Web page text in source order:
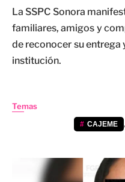
La SSPC Sonora
familiares, amigos y
de reconocer su entrega
institución.
Temas
CAJEME ,